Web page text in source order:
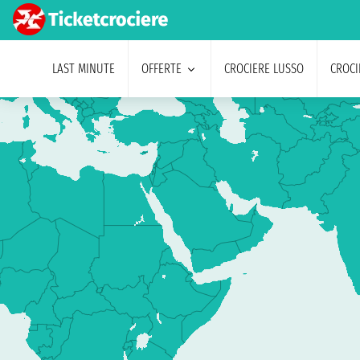
LAST MINUTE OFFERTE CROCIERE LUSSO